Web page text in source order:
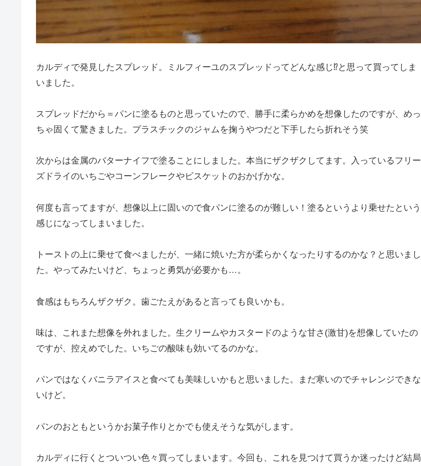
カルディで発見したスプレッド。ミルフィーユのスプレッドってどんな感じ⁉と思って買ってしま
いました。
スプレッドだから＝パンに塗るものと思っていたので、勝手に柔らかめを想像したのですが、めっ
ちゃ固くて驚きました。プラスチックのジャムを掬うやつだと下手したら折れそう笑
次からは金属のバターナイフで塗ることにしました。本当にザクザクしてます。入っているフリー
ズドライのいちごやコーンフレークやビスケットのおかげかな。
何度も言ってますが、想像以上に固いので食パンに塗るのが難しい！塗るというより乗せたという
感じになってしまいました。
トーストの上に乗せて食べましたが、一緒に焼いた方が柔らかくなったりするのかな？と思いまし
た。やってみたいけど、ちょっと勇気が必要かも…。
食感はもちろんザクザク。歯ごたえがあると言っても良いかも。
味は、これまた想像を外れました。生クリームやカスタードのような甘さ(激甘)を想像していたの
ですが、控えめでした。いちごの酸味も効いてるのかな。
パンではなくバニラアイスと食べても美味しいかもと思いました。まだ寒いのでチャレンジできな
いけど。
パンのおともというかお菓子作りとかでも使えそうな気がします。
カルディに行くとついつい色々買ってしまいます。今回も、これを見つけて買うか迷ったけど結局